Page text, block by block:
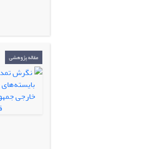
مقاله پژوهشی